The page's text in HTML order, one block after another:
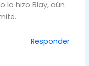
lo hizo Blay, aún
Responder